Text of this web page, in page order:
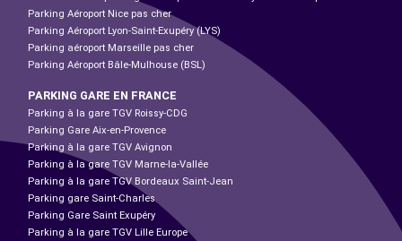
Parking Aéroport Nice pas cher
Parking Aéroport Lyon-Saint-Exupéry (LYS)
Parking aéroport Marseille pas cher
Parking Aéroport Bâle-Mulhouse (BSL)
PARKING GARE EN FRANCE
Parking à la gare TGV Roissy-CDG
Parking Gare Aix-en-Provence
Parking à la gare TGV Avignon
Parking à la gare TGV Marne-la-Vallée
Parking à la gare TGV Bordeaux Saint-Jean
Parking gare Saint-Charles
Parking Gare Saint Exupéry
Parking à la gare TGV Lille Europe